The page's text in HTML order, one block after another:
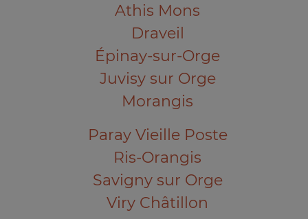
Athis Mons
Draveil
Épinay-sur-Orge
Juvisy sur Orge
Morangis
Paray Vieille Poste
Ris-Orangis
Savigny sur Orge
Viry Châtillon